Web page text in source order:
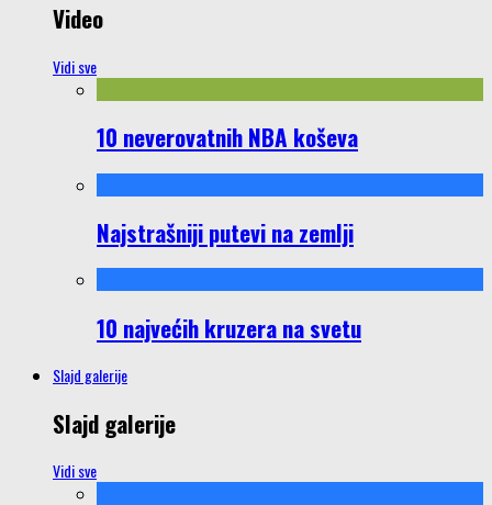
Video
Vidi sve
10 neverovatnih NBA koševa
Najstrašniji putevi na zemlji
10 najvećih kruzera na svetu
Slajd galerije
Slajd galerije
Vidi sve